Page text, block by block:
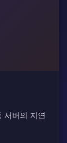
서버의 지연